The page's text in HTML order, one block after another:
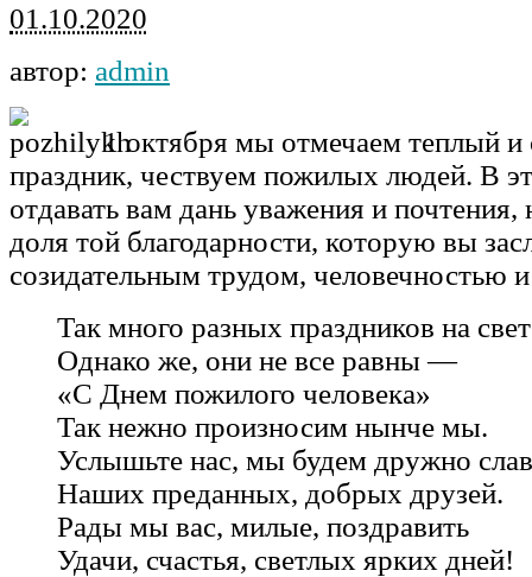
01.10.2020
автор: admin
1 октября мы отмечаем теплый и
праздник, чествуем пожилых людей. В
отдавать вам дань уважения и
доля той благодарности, которую вы
созидательным трудом, человечностью
Так много разных праздников на
Однако же, они не все равны —
«С Днем пожилого человека»
Так нежно произносим нынче мы.
Услышьте нас, мы будем дружно
Наших преданных, добрых друзей.
Рады мы вас, милые, поздравить
Удачи, счастья, светлых ярких дней!